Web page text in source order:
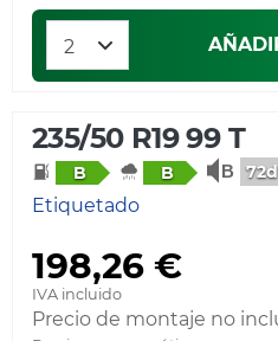
235/50 R19 99 T
B B
Etiquetado
198,26 €
IVA incluido
Precio de montaje no